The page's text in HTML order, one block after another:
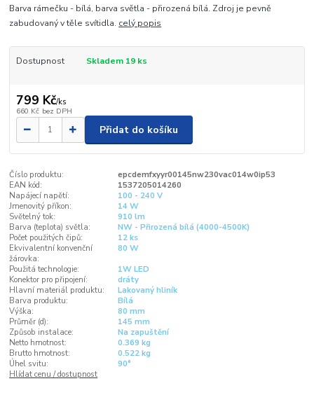
Barva rámečku - bílá, barva světla - přirozená bílá. Zdroj je pevně
zabudovaný v těle svítidla. celý popis
Dostupnost Skladem 19 ks
799 Kč/ks
660 Kč bez DPH
Přidat do košíku
Číslo produktu:
epcdemfxyyr00145nw230vac014w0ip53
EAN kód:
1537205014260
Napájecí napětí:
100 - 240 V
Jmenovitý příkon:
14 W
Světelný tok:
910 lm
Barva (teplota) světla:
NW - Přirozená bílá (4000-4500K)
Počet použitých čipů:
12 ks
Ekvivalentní konvenční
žárovka:
80 W
Použitá technologie:
1W LED
Konektor pro připojení:
dráty
Hlavní materiál produktu:
Lakovaný hliník
Barva produktu:
Bílá
Výška:
80 mm
Průměr (d):
145 mm
Způsob instalace:
Na zapuštění
Netto hmotnost:
0.369 kg
Brutto hmotnost:
0.522 kg
Úhel svitu:
90°
Hlídat cenu / dostupnost